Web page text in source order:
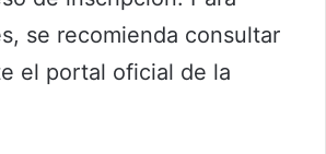
se recomienda consultar
el portal oficial de la